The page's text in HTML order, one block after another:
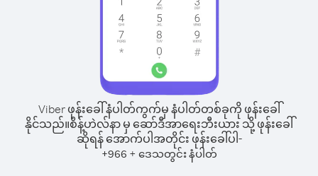
Viber ဖုန်းခေါ်နံပါတ်ကွက်မှ နံပါတ်တစ်ခုကို ဖုန်းခေါ်
နိုင်သည်။စိန့်ဟဲလ်နာ မှ ဆော်ဒီအာရေးဘီးယား သို့ ဖုန်းခေါ်
ဆိုရန် အောက်ပါအတိုင်း ဖုန်းခေါ်ပါ-
+966 + ဒေသတွင်း နံပါတ်